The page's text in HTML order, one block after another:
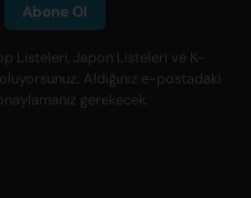
Abone Ol
Listeleri, Japon Listeleri ve K-
Aldığınız e-postadaki
gerekecek.